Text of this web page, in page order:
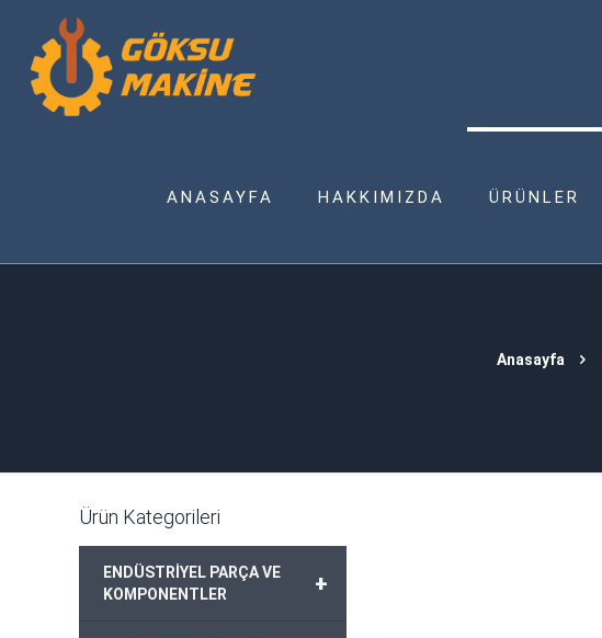
ANASAYFA HAKKIMIZDA ÜRÜNLER
Anasayfa
Ürün Kategorileri
+
ENDÜSTRİYEL PARÇA VE
KOMPONENTLER